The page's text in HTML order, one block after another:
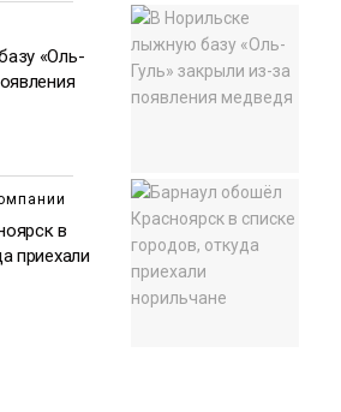
«Оль-
в
приехали